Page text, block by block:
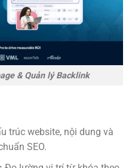
& Quản lý Backlink
trúc website, nội dung và
SEO.